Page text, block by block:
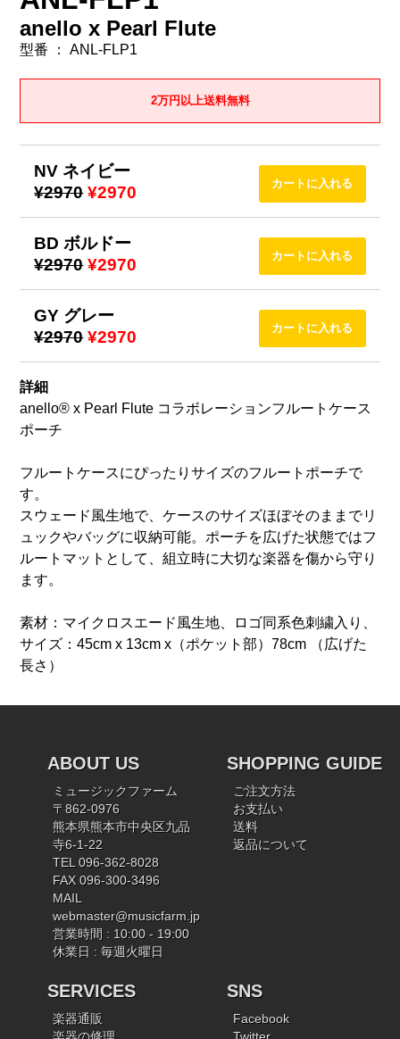
anello x Pearl Flute
型番 ： ANL-FLP1
2万円以上送料無料
NV ネイビー
¥2970 ¥2970
BD ボルドー
¥2970 ¥2970
GY グレー
¥2970 ¥2970
詳細
anello® x Pearl Flute コラボレーションフルートケース
ポーチ
フルートケースにぴったりサイズのフルートポーチで
す。
スウェード風生地で、ケースのサイズほぼそのままでリ
ュックやバッグに収納可能。ポーチを広げた状態ではフ
ルートマットとして、組立時に大切な楽器を傷から守り
ます。
素材：マイクロスエード風生地、ロゴ同系色刺繍入り、
サイズ：45cm x 13cm x（ポケット部）78cm （広げた
長さ）
ABOUT US
ミュージックファーム
〒862-0976
熊本県熊本市中央区九品
寺6-1-22
TEL 096-362-8028
FAX 096-300-3496
MAIL
webmaster@musicfarm.jp
営業時間 : 10:00 - 19:00
休業日 : 毎週火曜日
SHOPPING GUIDE
ご注文方法
お支払い
送料
返品について
SERVICES
楽器通販
SNS
Facebook